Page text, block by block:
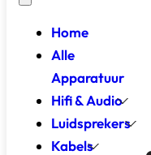
Home
Alle
Apparatuur
Hifi & Audio
Luidsprekers
Kabels